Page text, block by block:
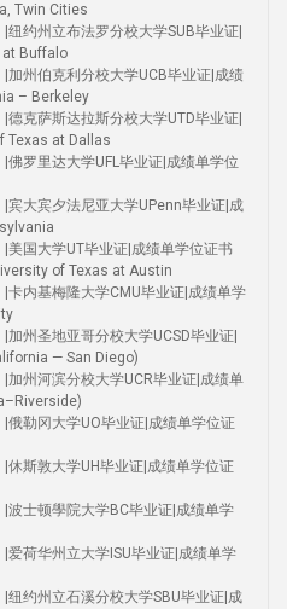
Twin Cities
约州立布法罗分校大学SUB毕业证|
at Buffalo
州伯克利分校大学UCB毕业证|成绩
– Berkeley
克萨斯达拉斯分校大学UTD毕业证|
Texas at Dallas
罗里达大学UFL毕业证|成绩单学位
大宾夕法尼亚大学UPenn毕业证|成
国大学UT毕业证|成绩单学位证书
of Texas at Austin
内基梅隆大学CMU毕业证|成绩单学
州圣地亚哥分校大学UCSD毕业证|
— San Diego)
州河滨分校大学UCR毕业证|成绩单
勒冈大学UO毕业证|成绩单学位证
斯敦大学UH毕业证|成绩单学位证
士顿學院大学BC毕业证|成绩单学
荷华州立大学ISU毕业证|成绩单学
约州立石溪分校大学SBU毕业证|成